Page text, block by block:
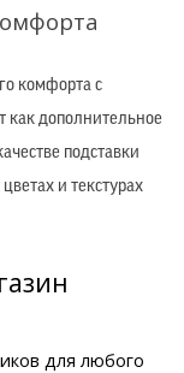
комфорта с
дополнительное
подставки
и текстурах
для любого